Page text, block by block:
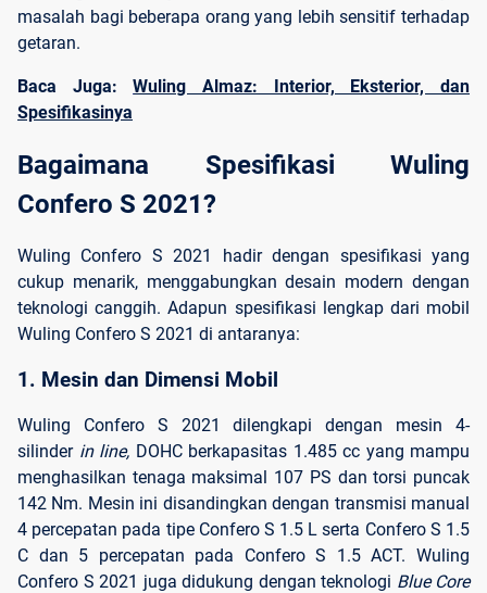
masalah bagi beberapa orang yang lebih sensitif terhadap
getaran.
Baca Juga:Wuling Almaz: Interior, Eksterior, dan
Spesifikasinya
Bagaimana Spesifikasi Wuling
Confero S 2021?
Wuling Confero S 2021 hadir dengan spesifikasi yang
cukup menarik, menggabungkan desain modern dengan
teknologi canggih. Adapun spesifikasi lengkap dari mobil
Wuling Confero S 2021 di antaranya:
1. Mesin dan Dimensi Mobil
Wuling Confero S 2021 dilengkapi dengan mesin 4-
silinder in line, DOHC berkapasitas 1.485 cc yang mampu
menghasilkan tenaga maksimal 107 PS dan torsi puncak
142 Nm. Mesin ini disandingkan dengan transmisi manual
4 percepatan pada tipe Confero S 1.5 L serta Confero S 1.5
C dan 5 percepatan pada Confero S 1.5 ACT. Wuling
Confero S 2021 juga didukung dengan teknologi Blue Core